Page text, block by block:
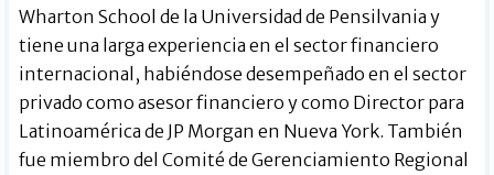
Wharton School de la Universidad de Pensilvania y
tiene una larga experiencia en el sector financiero
internacional, habiéndose desempeñado en el sector
privado como asesor financiero y como Director para
Latinoamérica de JP Morgan en Nueva York. También
fue miembro del Comité de Gerenciamiento Regional